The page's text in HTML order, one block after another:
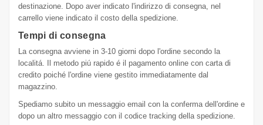
destinazione. Dopo aver indicato l'indirizzo di consegna, nel
carrello viene indicato il costo della spedizione.
Tempi di consegna
La consegna avviene in 3-10 giorni dopo l'ordine secondo la
localitá. Il metodo piú rapido é il pagamento online con carta di
credito poiché l'ordine viene gestito immediatamente dal
magazzino.
Spediamo subito un messaggio email con la conferma dell'ordine e
dopo un altro messaggio con il codice tracking della spedizione.